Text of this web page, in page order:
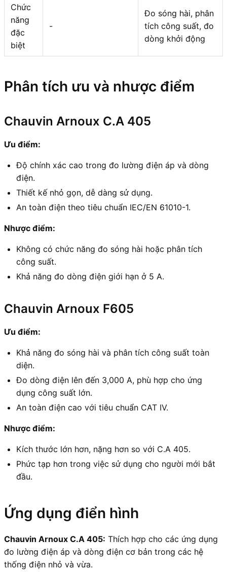
Chức
năng
đặc
biệt
-
Đo sóng hài, phân
tích công suất, đo
dòng khởi động
Phân tích ưu và nhược điểm
Chauvin Arnoux C.A 405
Ưu điểm:
Độ chính xác cao trong đo lường điện áp và dòng
điện.
Thiết kế nhỏ gọn, dễ dàng sử dụng.
An toàn điện theo tiêu chuẩn IEC/EN 61010-1.
Nhược điểm:
Không có chức năng đo sóng hài hoặc phân tích
công suất.
Khả năng đo dòng điện giới hạn ở 5 A.
Chauvin Arnoux F605
Ưu điểm:
Khả năng đo sóng hài và phân tích công suất toàn
diện.
Đo dòng điện lên đến 3,000 A, phù hợp cho ứng
dụng công suất lớn.
An toàn điện cao với tiêu chuẩn CAT IV.
Nhược điểm:
Kích thước lớn hơn, nặng hơn so với C.A 405.
Phức tạp hơn trong việc sử dụng cho người mới bắt
đầu.
Ứng dụng điển hình
Chauvin Arnoux C.A 405: Thích hợp cho các ứng dụng
đo lường điện áp và dòng điện cơ bản trong các hệ
thống điện nhỏ và vừa.